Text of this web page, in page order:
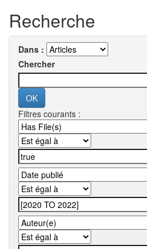
Recherche
Dans :
Chercher
Filtres courants :